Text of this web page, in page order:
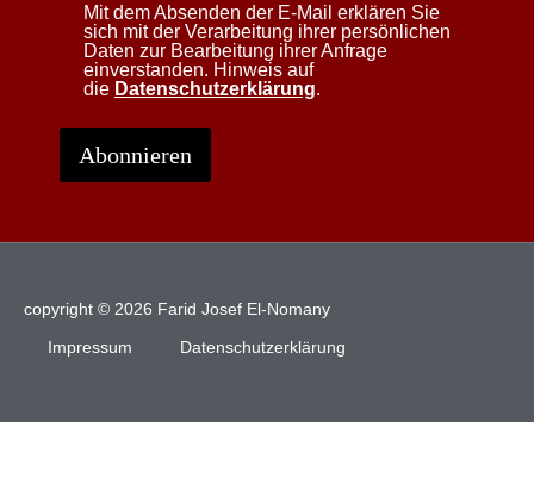
Mit dem Absenden der E-Mail erklären Sie
sich mit der Verarbeitung ihrer persönlichen
Daten zur Bearbeitung ihrer Anfrage
einverstanden. Hinweis auf
die Datenschutzerklärung.
copyright © 2026 Farid Josef El-Nomany
Impressum
Datenschutzerklärung